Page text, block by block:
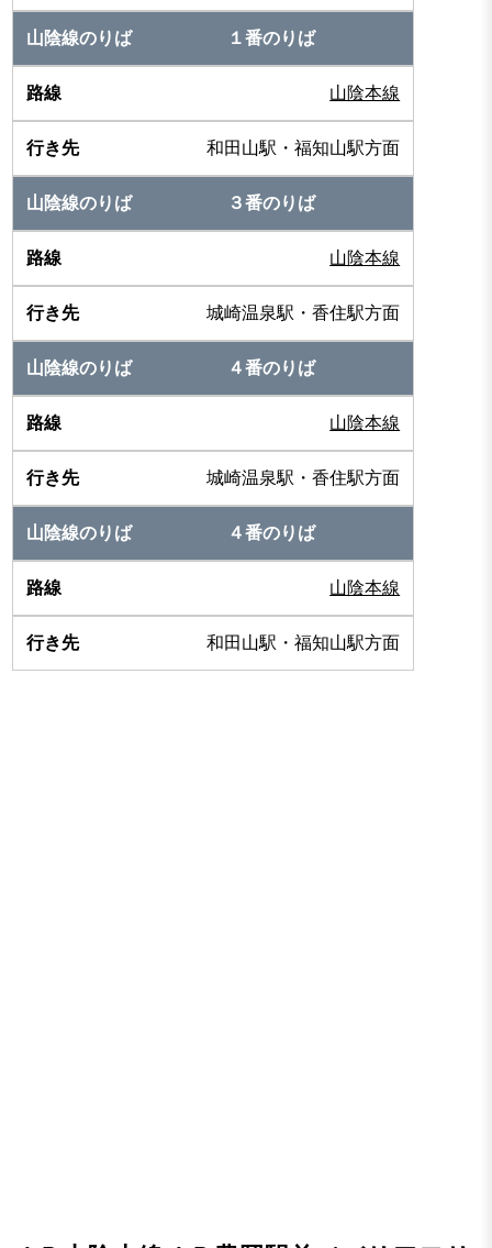
１番のりば
山陰本線
和田山駅・福知山駅方面
３番のりば
山陰本線
城崎温泉駅・香住駅方面
４番のりば
山陰本線
城崎温泉駅・香住駅方面
４番のりば
山陰本線
和田山駅・福知山駅方面